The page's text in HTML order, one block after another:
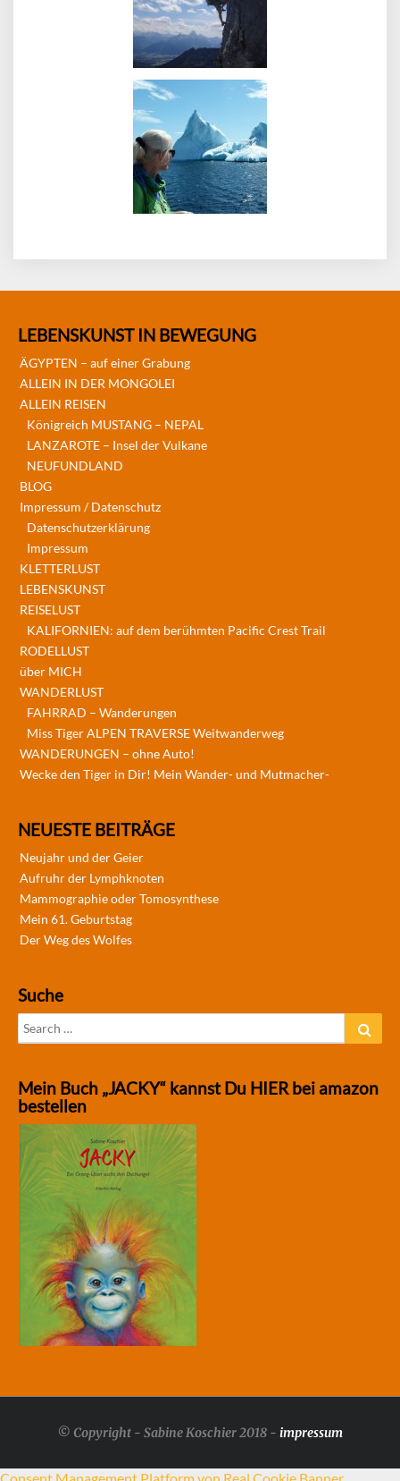
LEBENSKUNST IN BEWEGUNG
ÄGYPTEN – auf einer Grabung
ALLEIN IN DER MONGOLEI
ALLEIN REISEN
Königreich MUSTANG – NEPAL
LANZAROTE – Insel der Vulkane
NEUFUNDLAND
BLOG
Impressum / Datenschutz
Datenschutzerklärung
Impressum
KLETTERLUST
LEBENSKUNST
REISELUST
KALIFORNIEN: auf dem berühmten Pacific Crest Trail
RODELLUST
über MICH
WANDERLUST
FAHRRAD – Wanderungen
Miss Tiger ALPEN TRAVERSE Weitwanderweg
WANDERUNGEN – ohne Auto!
Wecke den Tiger in Dir! Mein Wander- und Mutmacher-
NEUESTE BEITRÄGE
Neujahr und der Geier
Aufruhr der Lymphknoten
Mammographie oder Tomosynthese
Mein 61. Geburtstag
Der Weg des Wolfes
Suche
Search
for:
Mein Buch „JACKY“ kannst Du HIER bei amazon
bestellen
© Copyright - Sabine Koschier 2018 - impressum